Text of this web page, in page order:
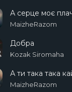
А серце моє
MaizheRazom
Добра
Kozak Siromaha
А ти така така
MaizheRazom